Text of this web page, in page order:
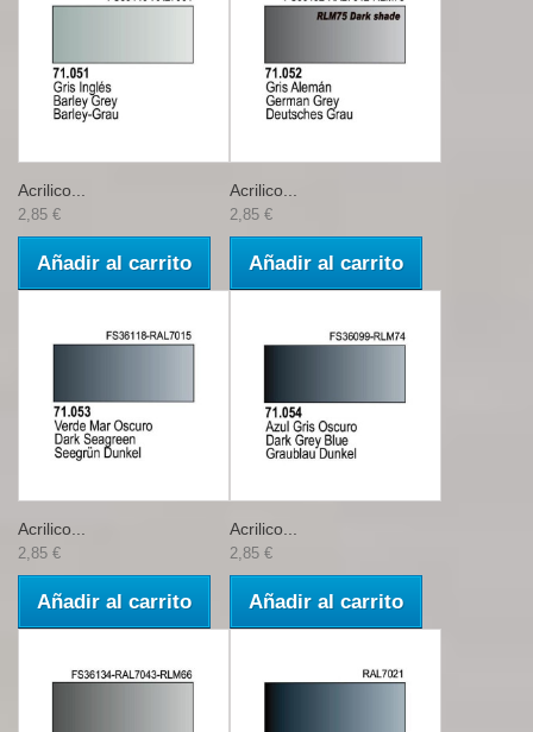
Acrilico...
2,85 €
Añadir al carrito
Acrilico...
2,85 €
Añadir al carrito
Acrilico...
2,85 €
Añadir al carrito
Acrilico...
2,85 €
Añadir al carrito